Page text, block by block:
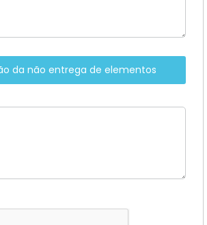
da não entrega de elementos